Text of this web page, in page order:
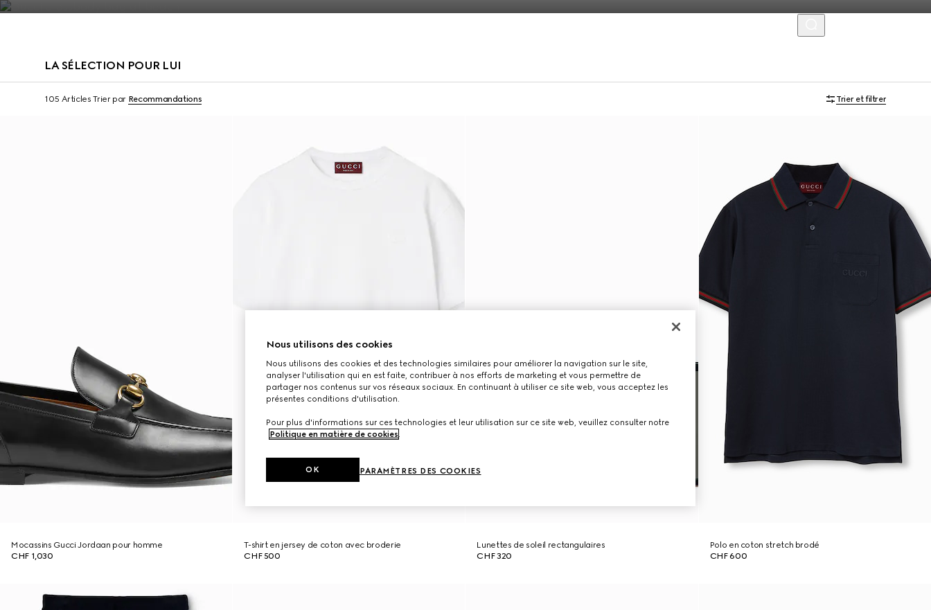
LA SÉLECTION POUR LUI
105 Articles Trier par Recommandations Trier et filtrer
Virtual Try-On
Mocassins Gucci Jordaan pour homme
CHF 1,030
T-shirt en jersey de coton avec broderie
CHF 500
Lunettes de soleil rectangulaires
CHF 320
Polo en coton stretch brodé
CHF 600
Nous utilisons des cookies
Nous utilisons des cookies et des technologies similaires pour améliorer la navigation sur le site,
analyser l'utilisation qui en est faite, contribuer à nos efforts de marketing et vous permettre de
partager nos contenus sur vos réseaux sociaux. En continuant à utiliser ce site web, vous acceptez les
présentes conditions d'utilisation.
Pour plus d'informations sur ces technologies et leur utilisation sur ce site web, veuillez consulter notre
Politique en matière de cookies.
PARAMÈTRES DES COOKIES
OK